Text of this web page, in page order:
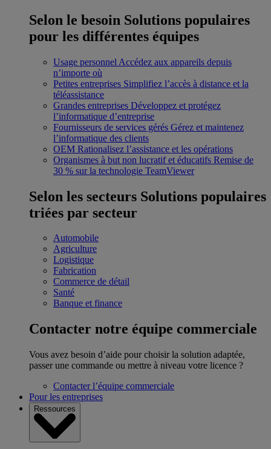
Selon le besoin Solutions populaires
pour les différentes équipes
Usage personnel Accédez aux appareils depuis
n’importe où
Petites entreprises Simplifiez l’accès à distance et la
téléassistance
Grandes entreprises Développez et protégez
l’informatique d’entreprise
Fournisseurs de services gérés Gérez et maintenez
l’informatique des clients
OEM Rationalisez l’assistance et les opérations
Organismes à but non lucratif et éducatifs Remise de
30 % sur la technologie TeamViewer
Selon les secteurs Solutions populaires
triées par secteur
Automobile
Agriculture
Logistique
Fabrication
Commerce de détail
Santé
Banque et finance
Contacter notre équipe commerciale
Vous avez besoin d’aide pour choisir la solution adaptée,
passer une commande ou mettre à niveau votre licence ?
Contacter l’équipe commerciale
Pour les entreprises
Ressources